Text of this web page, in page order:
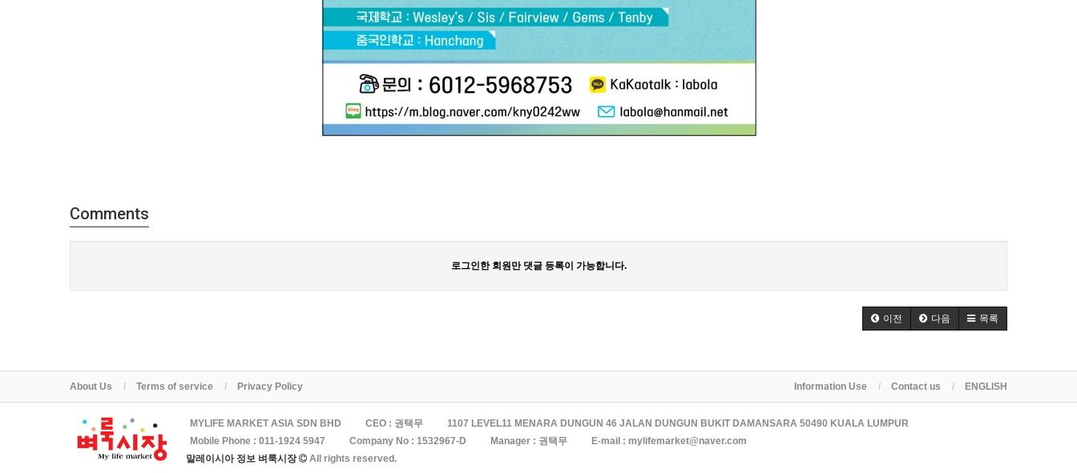
Comments
로그인한 회원만 댓글 등록이 가능합니다.
이전 다음 목록
About Us Terms of service Privacy Policy Information Use Contact us ENGLISH
MYLIFE MARKET ASIA SDN BHD CEO : 권택무
1107 LEVEL11 MENARA DUNGUN 46 JALAN DUNGUN BUKIT DAMANSARA 50490 KUALA LUMPUR
Mobile Phone : 011-1924 5947 Company No : 1532967-D Manager : 권택무 E-mail : mylifemarket@naver.com
말레이시아 정보 벼룩시장
All rights reserved.